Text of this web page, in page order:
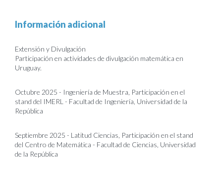
Información adicional
Extensión y Divulgación
Participación en actividades de divulgación matemática en
Uruguay.
Octubre 2025 - Ingeniería de Muestra, Participación en el
stand del IMERL - Facultad de Ingeniería, Universidad de la
República
Septiembre 2025 - Latitud Ciencias, Participación en el stand
del Centro de Matemática - Facultad de Ciencias, Universidad
de la República